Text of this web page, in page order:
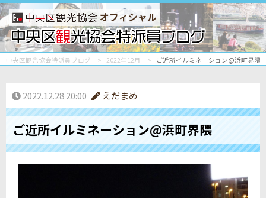
オフィシャル
中央区観光協会特派員ブログ 2022年12月 ご近所イルミネーション@浜町界隈
2022.12.28 20:00 えだまめ
ご近所イルミネーション@浜町界隈